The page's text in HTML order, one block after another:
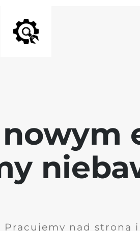
Pracujemy nad stroną